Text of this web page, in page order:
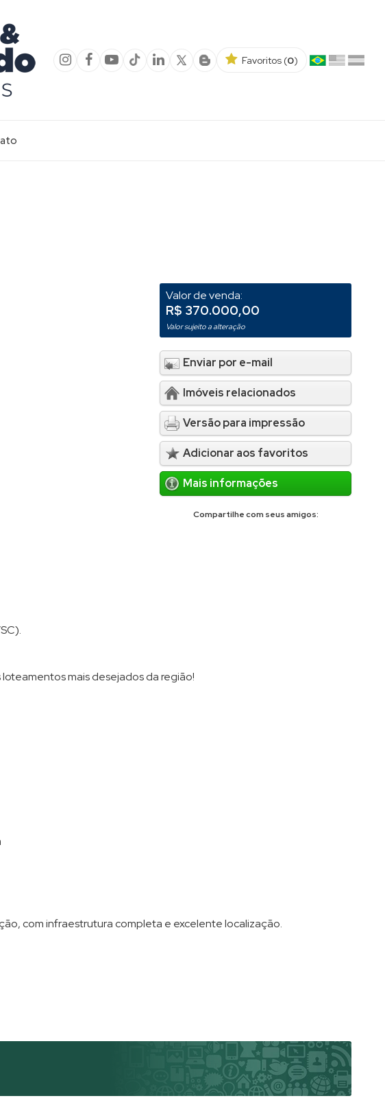
Favoritos (0)
Valor de venda:
R$ 370.000,00
Valor sujeito a alteração
Enviar por e-mail
Imóveis relacionados
Versão para impressão
Adicionar aos favoritos
Mais informações
Compartilhe com seus amigos:
mais desejados da região!
com infraestrutura completa e excelente localização.